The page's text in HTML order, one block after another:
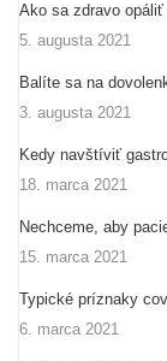
Ako sa zdravo
5. augusta 2021
Balíte sa na
3. augusta 2021
Kedy navštíviť
18. marca 2021
Nechceme, aby
15. marca 2021
Typické príznaky
6. marca 2021